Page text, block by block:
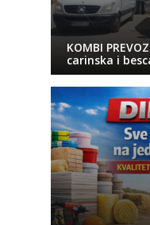
KOMBI
carinska i